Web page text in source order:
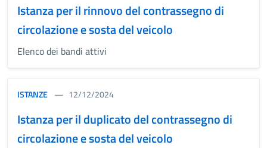
Istanza per il rinnovo del contrassegno di
circolazione e sosta del veicolo
Elenco dei bandi attivi
ISTANZE 12/12/2024
Istanza per il duplicato del contrassegno di
circolazione e sosta del veicolo